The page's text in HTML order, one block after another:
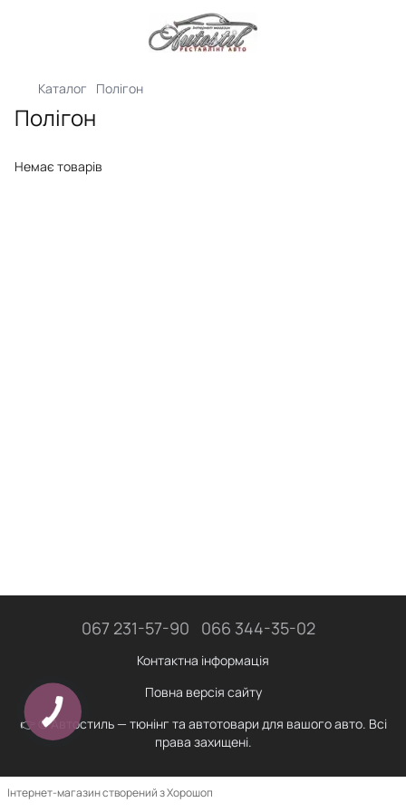
Каталог Полігон
Полігон
Немає товарів
067 231-57-90 066 344-35-02
Контактна інформація
Повна версія сайту
👉 © Автостиль — тюнінг та автотовари для вашого авто. Всі
права захищені.
Інтернет-магазин створений з Хорошоп